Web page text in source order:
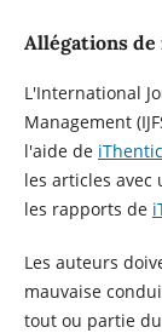
Allégations de
L'International
Management
l'aide de
les articles
les rapports de
Les auteurs
mauvaise
tout ou partie